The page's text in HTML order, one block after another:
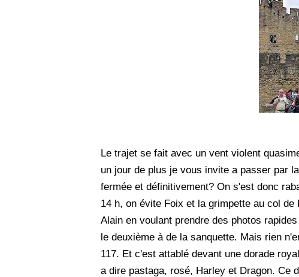
Le trajet se fait avec un vent violent
un jour de plus je vous invite a passer par
fermée et définitivement? On s'est donc
14 h, on évite Foix et la grimpette au col
Alain en voulant prendre des photos
le deuxième à de la sanquette. Mais rien
117. Et c'est attablé devant une dorade
a dire pastaga, rosé, Harley et Dragon. Ce